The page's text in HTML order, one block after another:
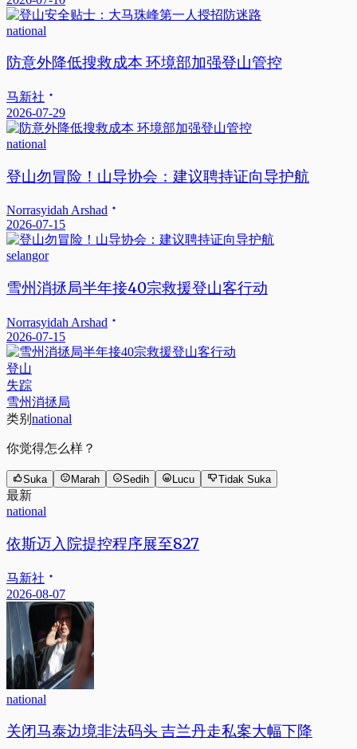
national
防意外降低搜救成本 环境部加强登山管控
马新社
2026-07-29
national
登山勿冒险！山导协会：建议聘持证向导护航
Norrasyidah Arshad
2026-07-15
selangor
雪州消拯局半年接40宗救援登山客行动
Norrasyidah Arshad
2026-07-15
登山
失踪
雪州消拯局
类别 national
你觉得怎么样？
Suka Marah Sedih Lucu Tidak Suka
最新
national
依斯迈入院提控程序展至827
马新社
2026-08-07
national
关闭马泰边境非法码头 吉兰丹走私案大幅下降